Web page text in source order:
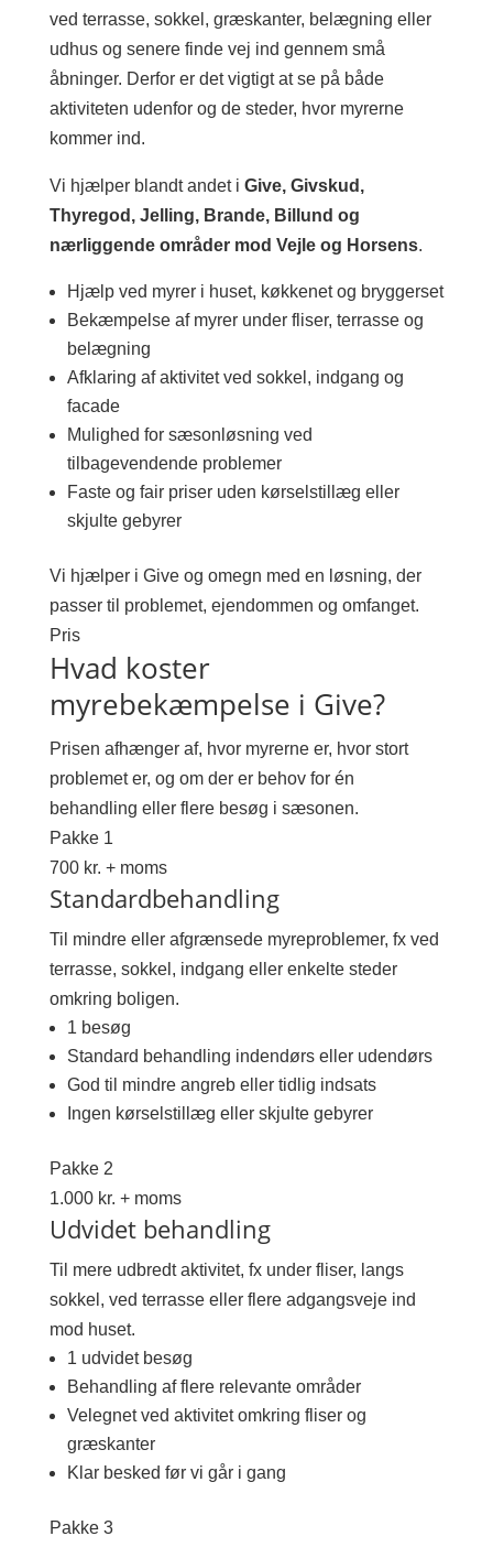
ved terrasse, sokkel, græskanter, belægning eller
udhus og senere finde vej ind gennem små
åbninger. Derfor er det vigtigt at se på både
aktiviteten udenfor og de steder, hvor myrerne
kommer ind.
Vi hjælper blandt andet i Give, Givskud,
Thyregod, Jelling, Brande, Billund og
nærliggende områder mod Vejle og Horsens.
Hjælp ved myrer i huset, køkkenet og bryggerset
Bekæmpelse af myrer under fliser, terrasse og
belægning
Afklaring af aktivitet ved sokkel, indgang og
facade
Mulighed for sæsonløsning ved
tilbagevendende problemer
Faste og fair priser uden kørselstillæg eller
skjulte gebyrer
Vi hjælper i Give og omegn med en løsning, der
passer til problemet, ejendommen og omfanget.
Pris
Hvad koster
myrebekæmpelse i Give?
Prisen afhænger af, hvor myrerne er, hvor stort
problemet er, og om der er behov for én
behandling eller flere besøg i sæsonen.
Pakke 1
700 kr. + moms
Standardbehandling
Til mindre eller afgrænsede myreproblemer, fx ved
terrasse, sokkel, indgang eller enkelte steder
omkring boligen.
1 besøg
Standard behandling indendørs eller udendørs
God til mindre angreb eller tidlig indsats
Ingen kørselstillæg eller skjulte gebyrer
Pakke 2
1.000 kr. + moms
Udvidet behandling
Til mere udbredt aktivitet, fx under fliser, langs
sokkel, ved terrasse eller flere adgangsveje ind
mod huset.
1 udvidet besøg
Behandling af flere relevante områder
Velegnet ved aktivitet omkring fliser og
græskanter
Klar besked før vi går i gang
Pakke 3